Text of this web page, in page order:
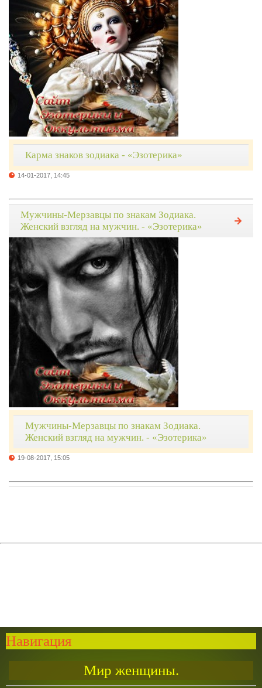
Карма знаков зодиака - «Эзотерика»
14-01-2017, 14:45
Мужчины-Мерзавцы по знакам Зодиака.
Женский взгляд на мужчин. - «Эзотерика»
Мужчины-Мерзавцы по знакам Зодиака.
Женский взгляд на мужчин. - «Эзотерика»
19-08-2017, 15:05
Навигация
Мир женщины.